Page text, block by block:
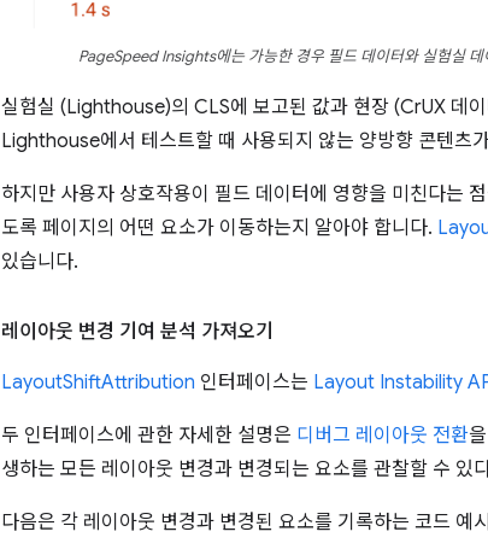
PageSpeed Insights에는 가능한 경우 필드 데이터와 실험실
실험실 (Lighthouse)의 CLS에 보고된 값과 현장 (CrUX 데
Lighthouse에서 테스트할 때 사용되지 않는 양방향 콘텐츠
하지만 사용자 상호작용이 필드 데이터에 영향을 미친다는
도록 페이지의 어떤 요소가 이동하는지 알아야 합니다.
있습니다.
레이아웃 변경 기여 분석 가져오기
LayoutShiftAttribution 인터페이스는 Layout Instability
두 인터페이스에 관한 자세한 설명은 디버그 레이아웃 전환
생하는 모든 레이아웃 변경과 변경되는 요소를 관찰할 수 있
다음은 각 레이아웃 변경과 변경된 요소를 기록하는 코드 예